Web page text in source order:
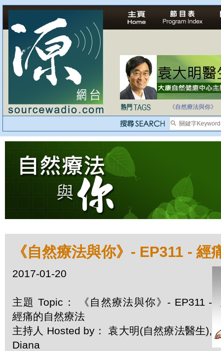
法治社會並不等同
自家教育合法化-
《自然療法與你》
《自然療法與你》- EP311 - 經
2017-01-20
主題 Topic： 《自然療法與你》- EP311 -
經痛的自然療法
主持人 Hosted by： 袁大明(自然療法醫生),
Diana